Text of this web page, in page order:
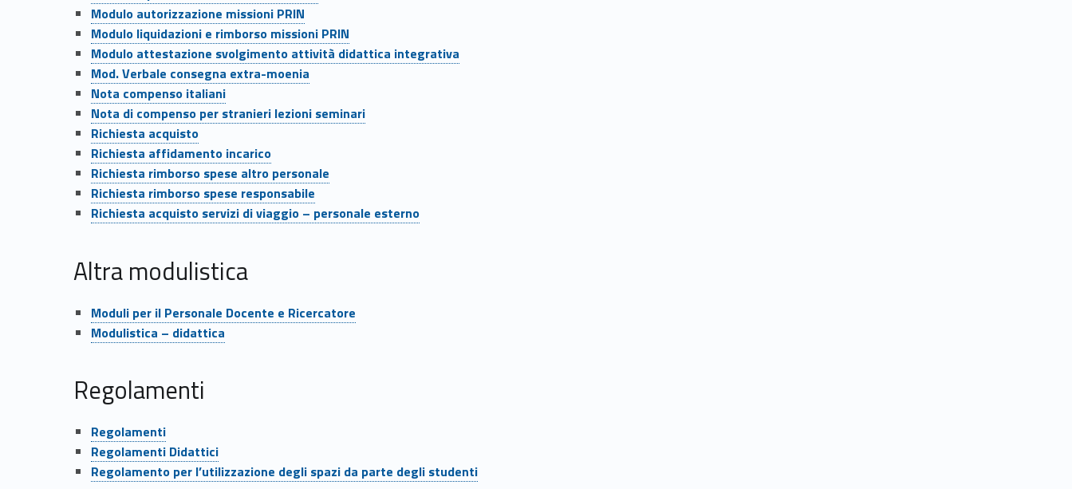
u
l
i
s
t
i
c
a
Link identifier #identifier__66724-5
Modulo autorizzazione missioni PRIN
Link identifier #identifier__126292-6
Modulo liquidazioni e rimborso missioni PRIN
Link identifier #identifier__9094-7
Modulo attestazione svolgimento attività didattica integrativa
Link identifier #identifier__2504-8
Mod. Verbale consegna extra-moenia
Link identifier #identifier__167237-9
Nota compenso italiani
Link identifier #identifier__95774-10
Nota di compenso per stranieri lezioni seminari
Link identifier #identifier__131157-11
Richiesta acquisto
Link identifier #identifier__22922-12
Richiesta affidamento incarico
Link identifier #identifier__66186-13
Richiesta rimborso spese altro personale
Link identifier #identifier__151368-14
Richiesta rimborso spese responsabile
Link identifier #identifier__22796-15
Richiesta acquisto servizi di viaggio – personale esterno
Altra modulistica
Link identifier #identifier__128846-16
Moduli per il Personale Docente e Ricercatore
Link identifier #identifier__96329-17
Modulistica – didattica
Regolamenti
Link identifier #identifier__7922-18
Regolamenti
Link identifier #identifier__178798-19
Regolamenti Didattici
Link identifier #identifier__3304-20
Regolamento per l’utilizzazione degli spazi da parte degli studenti